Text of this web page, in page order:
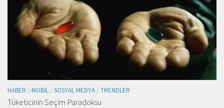
HABER / MOBIL / SOSYAL MEDYA / TRENDLER
Tüketicinin Seçim Paradoksu